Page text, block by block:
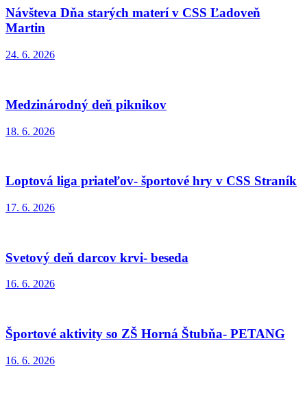
Návšteva Dňa starých materí v CSS Ľadoveň
Martin
24. 6. 2026
Medzinárodný deň piknikov
18. 6. 2026
Loptová liga priateľov- športové hry v CSS Straník
17. 6. 2026
Svetový deň darcov krvi- beseda
16. 6. 2026
Športové aktivity so ZŠ Horná Štubňa- PETANG
16. 6. 2026